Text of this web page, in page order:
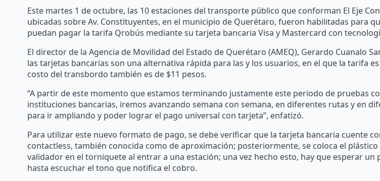
Este martes 1 de octubre, las 10 estaciones del transporte público que conforman El Eje
ubicadas sobre Av. Constituyentes, en el municipio de Querétaro, fueron habilitadas para
puedan pagar la tarifa Qrobús mediante su tarjeta bancaria Visa y Mastercard con
El director de la Agencia de Movilidad del Estado de Querétaro (AMEQ), Gerardo Cuanalo
las tarjetas bancarias son una alternativa rápida para las y los usuarios, en el que la tarifa es
costo del transbordo también es de $11 pesos.
“A partir de este momento que estamos terminando justamente este periodo de pruebas
instituciones bancarias, iremos avanzando semana con semana, en diferentes rutas y en
para ir ampliando y poder lograr el pago universal con tarjeta”, enfatizó.
Para utilizar este nuevo formato de pago, se debe verificar que la tarjeta bancaria cuente
contactless, también conocida como de aproximación; posteriormente, se coloca el
validador en el torniquete al entrar a una estación; una vez hecho esto, hay que esperar un
hasta escuchar el tono que notifica el cobro.